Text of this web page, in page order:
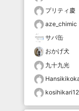
プリティ慶
aze_chimic
サバ缶
おかげ犬
九十九光